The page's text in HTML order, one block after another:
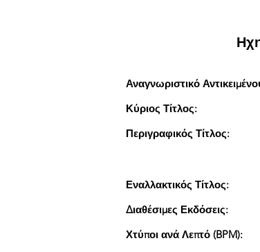
Αναγνωριστικό
Κύριος Τίτλος:
Περιγραφικός Τίτλος:
Εναλλακτικός Τίτλος:
Διαθέσιμες Εκδόσεις:
Χτύποι ανά Λεπτό (BPM):